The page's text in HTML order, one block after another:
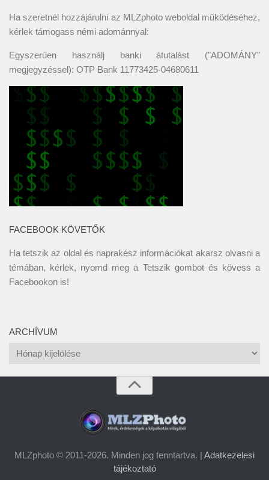
Ha szeretnél hozzájárulni az MLZphoto weboldal működéséhez,
kérlek támogass némi adománnyal:
Egyszerűen használj banki átutalást ("ADOMÁNY"
megjegyzéssel): OTP Bank 11773425-04680611
FACEBOOK KÖVETŐK
Ha tetszik az oldal és naprakész információkat akarsz olvasni a
témában, kérlek, nyomd meg a Tetszik gombot és kövess a
Facebookon is!
ARCHÍVUM
Archívum
MLZphoto © 2011-2026. Minden jog fenntartva. | Adatkezelesi
tájékoztató